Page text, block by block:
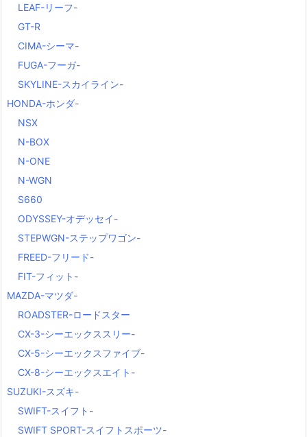
LEAF-リーフ-
GT-R
CIMA-シーマ-
FUGA-フーガ-
SKYLINE-スカイライン-
HONDA-ホンダ-
NSX
N-BOX
N-ONE
N-WGN
S660
ODYSSEY-オデッセイ-
STEPWGN-ステップワゴン-
FREED-フリード-
FIT-フィット-
MAZDA-マツダ-
ROADSTER-ロードスター
CX-3-シーエックススリー-
CX-5-シーエックスファイブ-
CX-8-シーエックスエイト-
SUZUKI-スズキ-
SWIFT-スイフト-
SWIFT SPORT-スイフトスポーツ-